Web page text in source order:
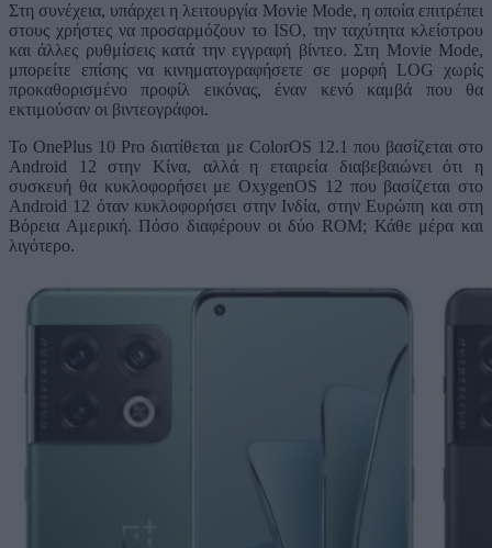
Στη συνέχεια, υπάρχει η λειτουργία Movie Mode, η οποία επιτρέπει
στους χρήστες να προσαρμόζουν το ISO, την ταχύτητα κλείστρου
και άλλες ρυθμίσεις κατά την εγγραφή βίντεο. Στη Movie Mode,
μπορείτε επίσης να κινηματογραφήσετε σε μορφή LOG χωρίς
προκαθορισμένο προφίλ εικόνας, έναν κενό καμβά που θα
εκτιμούσαν οι βιντεογράφοι.
Το OnePlus 10 Pro διατίθεται με ColorOS 12.1 που βασίζεται στο
Android 12 στην Κίνα, αλλά η εταιρεία διαβεβαιώνει ότι η
συσκευή θα κυκλοφορήσει με OxygenOS 12 που βασίζεται στο
Android 12 όταν κυκλοφορήσει στην Ινδία, στην Ευρώπη και στη
Βόρεια Αμερική. Πόσο διαφέρουν οι δύο ROM; Κάθε μέρα και
λιγότερο.